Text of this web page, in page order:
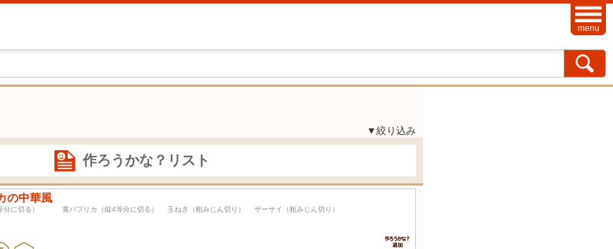
menu
▼絞り込み
作ろうかな？リスト
の中華風
分に切る） 黄パプリカ（縦4等分に切る） 玉ねぎ（粗みじん切り） ザーサイ（粗みじん切り）